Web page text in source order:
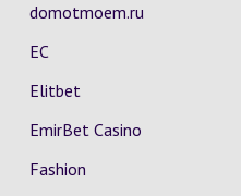
domotmoem.ru
EC
Elitbet
EmirBet Casino
Fashion